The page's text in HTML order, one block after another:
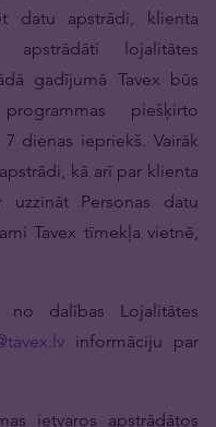
datu apstrādi, klienta
lojalitātes
gadījumā Tavex būs
piešķirto
dienas iepriekš. Vairāk
kā arī par klienta
Personas datu
Tavex tīmekļa vietnē,
dalības Lojalitātes
informāciju par
ietvaros apstrādātos